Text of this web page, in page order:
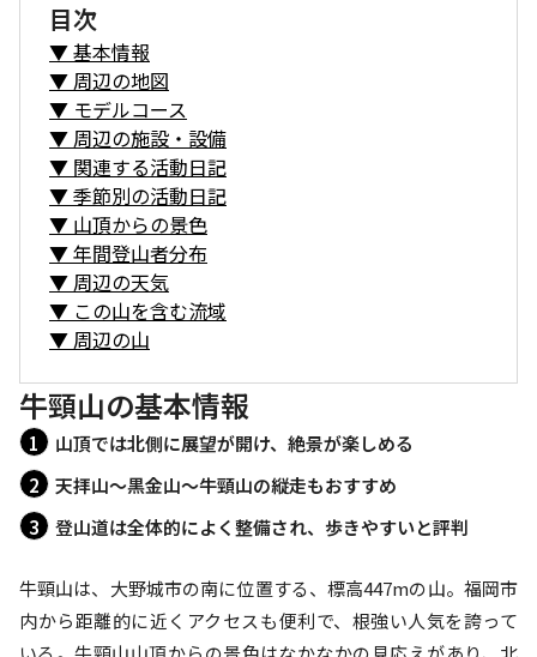
目次
▼基本情報
▼ 周辺の地図
▼ モデルコース
▼ 周辺の施設・設備
▼ 関連する活動日記
▼季節別の活動日記
▼ 山頂からの景色
▼年間登山者分布
▼ 周辺の天気
▼ この山を含む流域
▼ 周辺の山
牛頸山の基本情報
山頂では北側に展望が開け、絶景が楽しめる
天拝山〜黒金山〜牛頸山の縦走もおすすめ
登山道は全体的によく整備され、歩きやすいと評判
牛頸山は、大野城市の南に位置する、標高447mの山。福岡市
内から距離的に近くアクセスも便利で、根強い人気を誇って